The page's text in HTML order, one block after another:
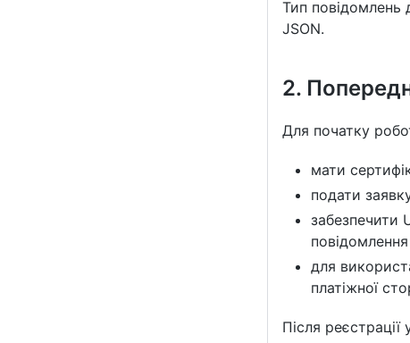
Тип повідомлень
JSON.
2.
Для початку
мати
подати
забезпечити
для
платіжної
Після